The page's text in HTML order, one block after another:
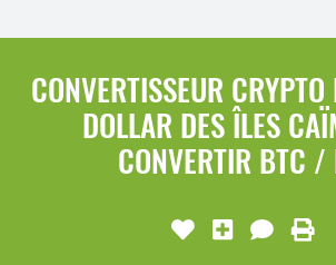
CONVERTISSEUR
DOLLAR DES ÎLES
CONVERTIR BTC /